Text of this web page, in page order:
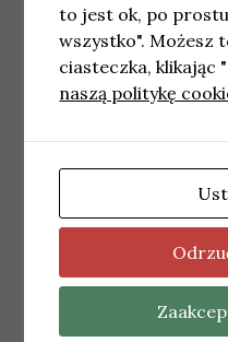
Brak
Źródło:KM PSP Lodz
Źródło nie posiada
Brak
KM PSP Lodz
to jest ok, po
wszystko". Możesz
ciasteczka, klikając
naszą politykę